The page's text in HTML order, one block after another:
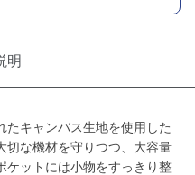
明
たキャンバス生地を使用した
切な機材を守りつつ、大容量
ケットには小物をすっきり整